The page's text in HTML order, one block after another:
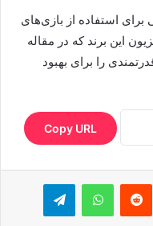
استفاده از بازی‌های
این برند که در مقاله
را برای بهبود
Copy URL
‫رددیت واتس آپ تلگرام